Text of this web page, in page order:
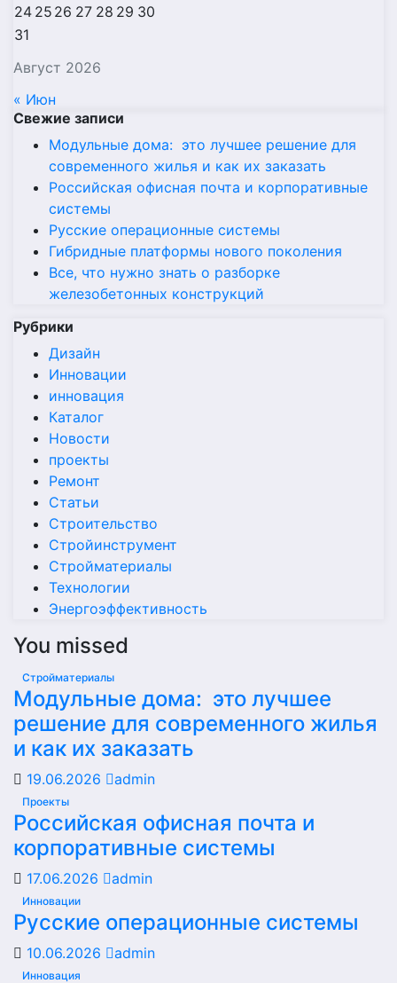
Август 2026
24 25 26 27 28 29 30
31
« Июн
Свежие записи
Модульные дома: это лучшее решение для
современного жилья и как их заказать
Российская офисная почта и корпоративные
системы
Русские операционные системы
Гибридные платформы нового поколения
Все, что нужно знать о разборке
железобетонных конструкций
Рубрики
Дизайн
Инновации
инновация
Каталог
Новости
проекты
Ремонт
Статьи
Строительство
Стройинструмент
Стройматериалы
Технологии
Энергоэффективность
You missed
Стройматериалы
Модульные дома: это лучшее
решение для современного жилья
и как их заказать
19.06.2026 admin
Проекты
Российская офисная почта и
корпоративные системы
17.06.2026 admin
Инновации
Русские операционные системы
10.06.2026 admin
Инновация